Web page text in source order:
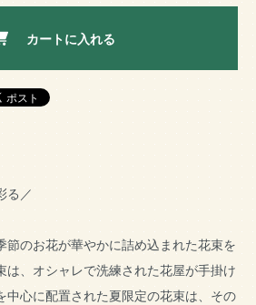
カートに入れる
る／
節のお花が華やかに詰め込まれた花束を
は、オシャレで洗練された花屋が手掛け
中心に配置された夏限定の花束は、その